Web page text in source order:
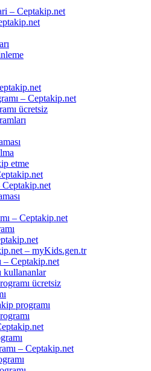
– Ceptakip.net
– Ceptakip.net
ücretsiz
etme
Ceptakip.net
– Ceptakip.net
– myKids.gen.tr
– Ceptakip.net
kullananlar
ücretsiz
programı
– Ceptakip.net